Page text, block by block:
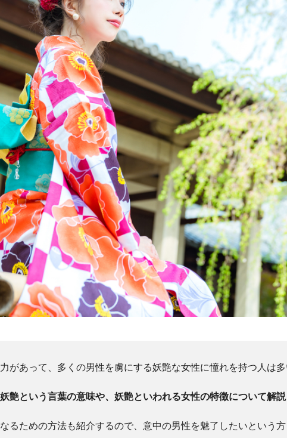
があって、多くの男性を虜にする妖艶な女性に憧れを持つ人は多
妖艶という言葉の意味や、妖艶といわれる女性の特徴について解
るための方法も紹介するので、意中の男性を魅了したいという方